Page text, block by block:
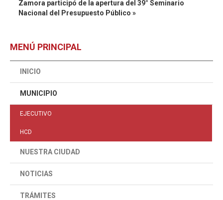
Zamora participó de la apertura del 39° Seminario
Nacional del Presupuesto Público »
MENÚ PRINCIPAL
INICIO
MUNICIPIO
EJECUTIVO
HCD
NUESTRA CIUDAD
NOTICIAS
TRÁMITES